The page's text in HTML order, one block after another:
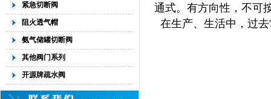
紧急切断阀
阻火透气帽
氨气储罐切断阀
其他阀门系列
开源牌疏水阀
通式。有方向性，不可
在生产、生活中，过